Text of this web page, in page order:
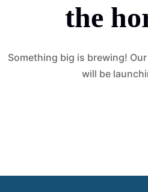
the
Something big is brewing!
will be